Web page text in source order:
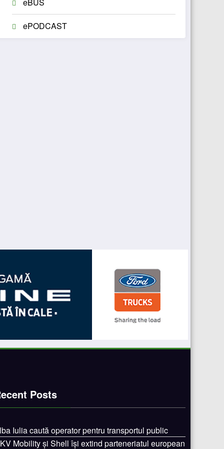
ePODCAST
Posts
Iulia caută operator pentru transportul public
Mobility și Shell își extind parteneriatul european